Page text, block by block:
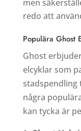
men
redo att
Populära Ghost
Ghost
elcyklar som
stadspendling
några
kan tycka är